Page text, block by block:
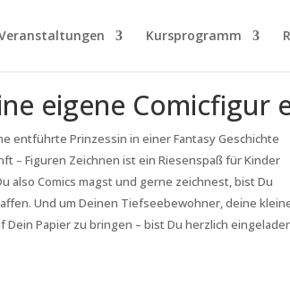
Kursprogramm
eigene Comicfigur
entführte Prinzessin in einer Fantasy Geschichte
– Figuren Zeichnen ist ein Riesenspaß für Kinder
also Comics magst und gerne zeichnest, bist Du
Und um Deinen Tiefseebewohner, deine
Papier zu bringen – bist Du herzlich